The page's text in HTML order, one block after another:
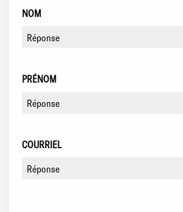
NOM
PRÉNOM
COURRIEL